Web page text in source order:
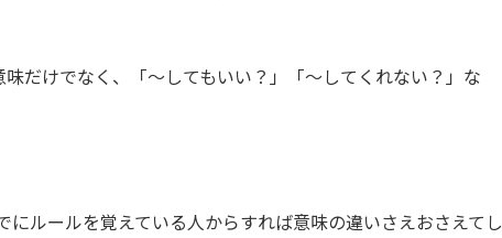
だけでなく、「～してもいい？」「～してくれない？」な
ルールを覚えている人からすれば意味の違いさえおさえてし